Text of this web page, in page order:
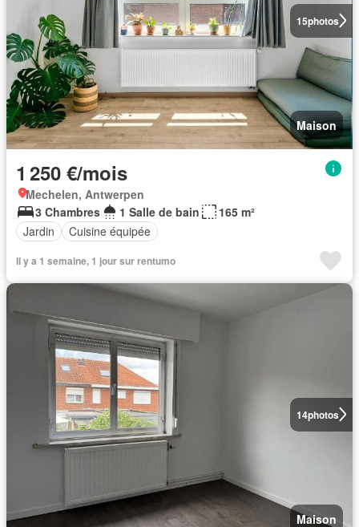
15photos
Maison
1 250 €/mois
Mechelen, Antwerpen
3 Chambres
1 Salle de bain
165 m²
Jardin
Cuisine équipée
Il y a 1 semaine, 1 jour sur rentumo
14photos
Maison